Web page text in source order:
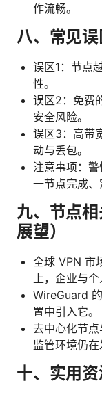
作流畅。
八、常见
误区1：节点
性。
误区2：免费
安全风险。
误区3：高带
动与丢包。
注意事项：
一节点完成、
九、节点
展望）
全球 VPN 市
上，企业与个
WireGuard
置中引入它。
去中心化节
监管环境仍在
十、实用